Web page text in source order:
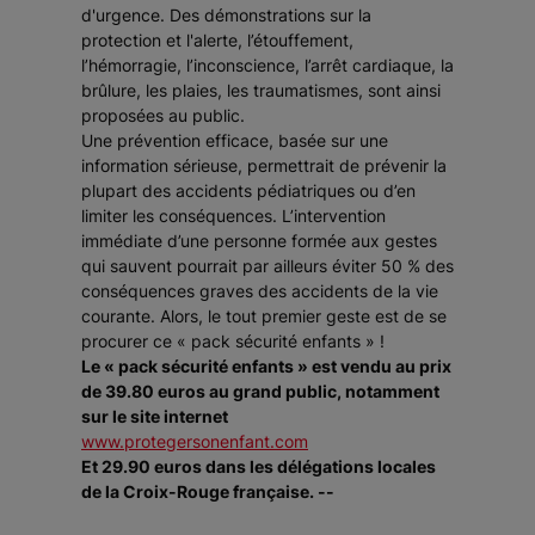
d'urgence. Des démonstrations sur la
protection et l'alerte, l’étouffement,
l’hémorragie, l’inconscience, l’arrêt cardiaque, la
brûlure, les plaies, les traumatismes, sont ainsi
proposées au public.
Une prévention efficace, basée sur une
information sérieuse, permettrait de prévenir la
plupart des accidents pédiatriques ou d’en
limiter les conséquences. L’intervention
immédiate d’une personne formée aux gestes
qui sauvent pourrait par ailleurs éviter 50 % des
conséquences graves des accidents de la vie
courante. Alors, le tout premier geste est de se
procurer ce « pack sécurité enfants » !
Le « pack sécurité enfants » est vendu au prix
de 39.80 euros au grand public, notamment
sur le site internet
www.protegersonenfant.com
Et 29.90 euros dans les délégations locales
de la Croix-Rouge française. --